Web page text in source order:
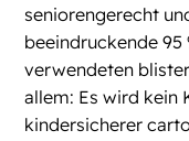
seniorengerecht
beeindruckende
verwendeten
allem: Es wird kein
kindersicherer